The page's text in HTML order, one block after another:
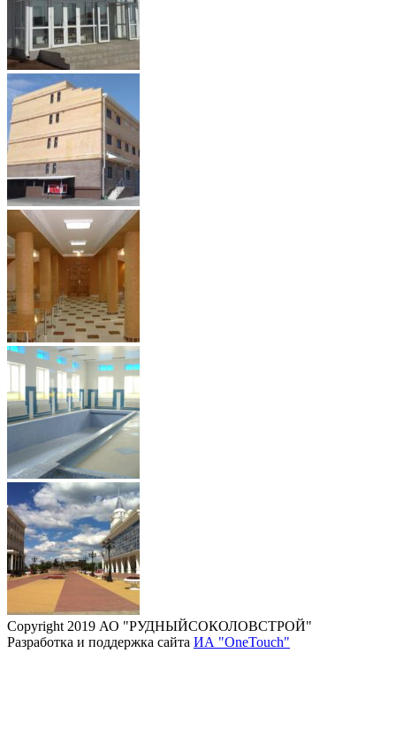
Copyright 2019 АО "РУДНЫЙСОКОЛОВСТРОЙ"
Разработка и поддержка сайта ИА "OneTouch"